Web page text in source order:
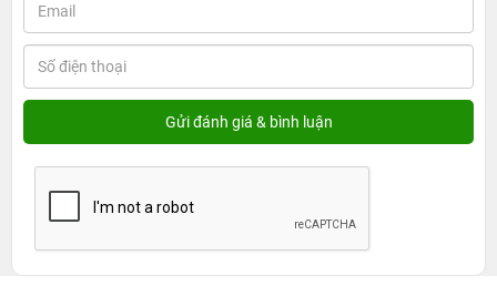
Cốc sạc Anker 336 3 cổng 2C1A 67W A2674:
Giải pháp sạc nhanh, gọn nhẹ và an toàn cho
mọi thiết bị
1. Thiết kế nhỏ gọn và tiện ích vượt trội của Cốc
sạc Anker 336 3 cổng 2C1A 67W A2674
Cốc sạc Anker 336 3 cổng 2C1A 67W A2674 còn ghi